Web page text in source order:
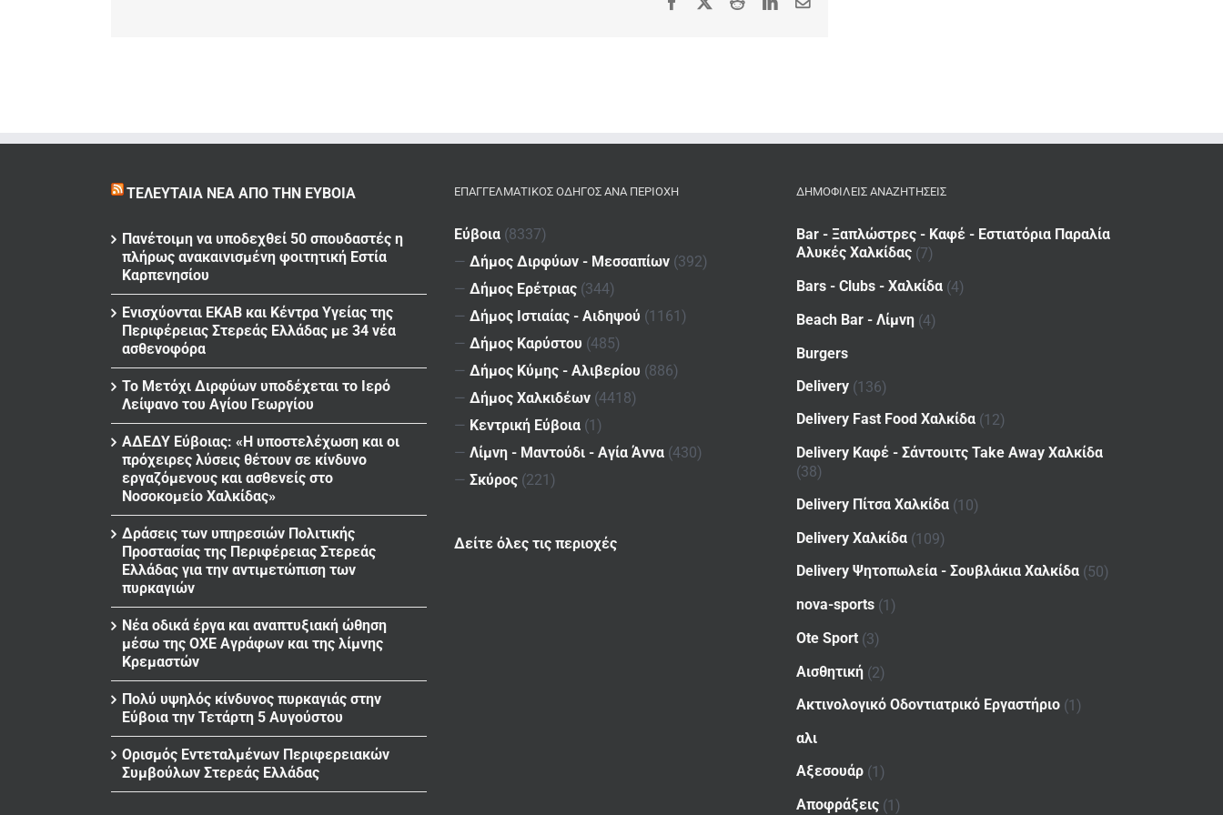
ΤΕΛΕΥΤΑΊΑ ΝΈΑ ΑΠΌ ΤΗΝ ΕΎΒΟΙΑ
Πανέτοιμη να υποδεχθεί 50 σπουδαστές η
πλήρως ανακαινισμένη φοιτητική Εστία
Καρπενησίου
Ενισχύονται ΕΚΑΒ και Κέντρα Υγείας της
Περιφέρειας Στερεάς Ελλάδας με 34 νέα
ασθενοφόρα
Το Μετόχι Διρφύων υποδέχεται το Ιερό
Λείψανο του Αγίου Γεωργίου
ΑΔΕΔΥ Εύβοιας: «Η υποστελέχωση και οι
πρόχειρες λύσεις θέτουν σε κίνδυνο
εργαζόμενους και ασθενείς στο
Νοσοκομείο Χαλκίδας»
Δράσεις των υπηρεσιών Πολιτικής
Προστασίας της Περιφέρειας Στερεάς
Ελλάδας για την αντιμετώπιση των
πυρκαγιών
Νέα οδικά έργα και αναπτυξιακή ώθηση
μέσω της ΟΧΕ Αγράφων και της λίμνης
Κρεμαστών
Πολύ υψηλός κίνδυνος πυρκαγιάς στην
Εύβοια την Τετάρτη 5 Αυγούστου
Ορισμός Εντεταλμένων Περιφερειακών
Συμβούλων Στερεάς Ελλάδας
ΕΠΑΓΓΕΛΜΑΤΙΚΌΣ ΟΔΗΓΌΣ ΑΝΆ ΠΕΡΙΟΧΉ
Εύβοια (8337)
— Δήμος Διρφύων - Μεσσαπίων (392)
— Δήμος Ερέτριας (344)
— Δήμος Ιστιαίας - Αιδηψού (1161)
— Δήμος Καρύστου (485)
— Δήμος Κύμης - Αλιβερίου (886)
— Δήμος Χαλκιδέων (4418)
— Κεντρική Εύβοια (1)
— Λίμνη - Μαντούδι - Αγία Άννα (430)
— Σκύρος (221)
Δείτε όλες τις περιοχές
ΔΗΜΟΦΙΛΕΙΣ ΑΝΑΖΗΤΗΣΕΙΣ
Bar - Ξαπλώστρες - Καφέ - Εστιατόρια Παραλία
Αλυκές Χαλκίδας (7)
Bars - Clubs - Χαλκίδα (4)
Beach Bar - Λίμνη (4)
Burgers
Delivery (136)
Delivery Fast Food Χαλκίδα (12)
Delivery Καφέ - Σάντουιτς Take Away Χαλκίδα
(38)
Delivery Πίτσα Χαλκίδα (10)
Delivery Χαλκίδα (109)
Delivery Ψητοπωλεία - Σουβλάκια Χαλκίδα (50)
nova-sports (1)
Ote Sport (3)
Αισθητική (2)
Ακτινολογικό Οδοντιατρικό Εργαστήριο (1)
αλι
Αξεσουάρ (1)
Αποφράξεις (1)